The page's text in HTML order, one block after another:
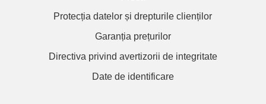
Protecția datelor și drepturile clienților
Garanția prețurilor
Directiva privind avertizorii de integritate
Date de identificare